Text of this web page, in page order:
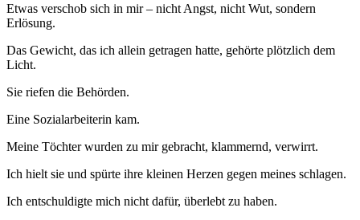
Etwas verschob sich in mir – nicht Angst, nicht Wut, sondern
Erlösung.
Das Gewicht, das ich allein getragen hatte, gehörte plötzlich dem
Licht.
Sie riefen die Behörden.
Eine Sozialarbeiterin kam.
Meine Töchter wurden zu mir gebracht, klammernd, verwirrt.
Ich hielt sie und spürte ihre kleinen Herzen gegen meines schlagen.
Ich entschuldigte mich nicht dafür, überlebt zu haben.